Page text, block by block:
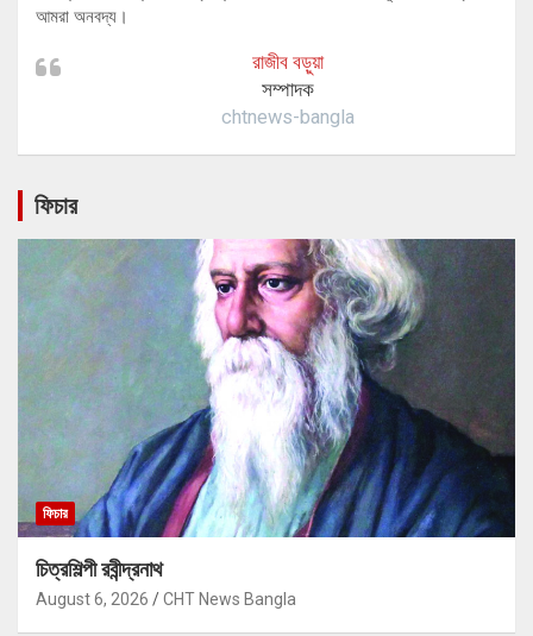
আমরা অনবদ্য।
রাজীব বড়ুয়া
সম্পাদক
chtnews-bangla
ফিচার
ফিচার
চিত্রশিল্পী রবীন্দ্রনাথ
August 6, 2026 CHT News Bangla